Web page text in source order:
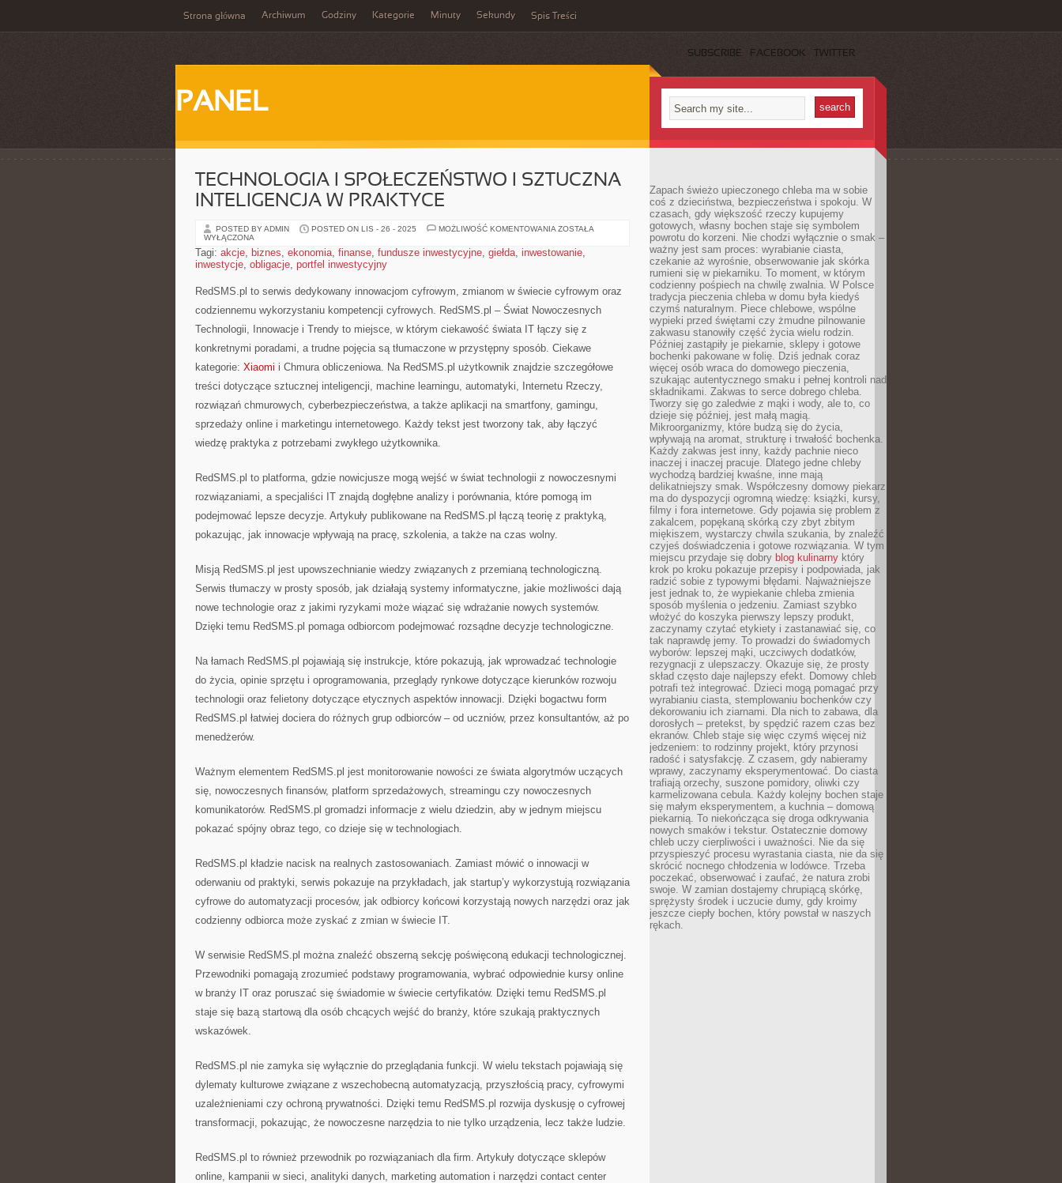
Strona główna Archiwum Godziny Kategorie Minuty Sekundy Spis Treści
SUBSCRIBE FACEBOOK TWITTER
PANEL
TECHNOLOGIA I SPOŁECZEŃSTWO I SZTUCZNA
INTELIGENCJA W PRAKTYCE
POSTED BY ADMIN POSTED ON LIS - 26 - 2025 MOŻLIWOŚĆ KOMENTOWANIA TECHNOLOGIA
I
PRAKTYCE
ZOSTAŁA
WYŁĄCZONA
Tagi: akcje, biznes, ekonomia, finanse, fundusze inwestycyjne, giełda, inwestowanie,
inwestycje, obligacje, portfel inwestycyjny
RedSMS.pl to serwis dedykowany innowacjom cyfrowym, zmianom w świecie cyfrowym oraz
codziennemu wykorzystaniu kompetencji cyfrowych. RedSMS.pl – Świat Nowoczesnych
Technologii, Innowacje i Trendy to miejsce, w którym ciekawość świata IT łączy się z
konkretnymi poradami, a trudne pojęcia są tłumaczone w przystępny sposób. Ciekawe
kategorie: Xiaomi i Chmura obliczeniowa. Na RedSMS.pl użytkownik znajdzie szczegółowe
treści dotyczące sztucznej inteligencji, machine learningu, automatyki, Internetu Rzeczy,
rozwiązań chmurowych, cyberbezpieczeństwa, a także aplikacji na smartfony, gamingu,
sprzedaży online i marketingu internetowego. Każdy tekst jest tworzony tak, aby łączyć
wiedzę praktyka z potrzebami zwykłego użytkownika.
RedSMS.pl to platforma, gdzie nowicjusze mogą wejść w świat technologii z nowoczesnymi
rozwiązaniami, a specjaliści IT znajdą dogłębne analizy i porównania, które pomogą im
podejmować lepsze decyzje. Artykuły publikowane na RedSMS.pl łączą teorię z praktyką,
pokazując, jak innowacje wpływają na pracę, szkolenia, a także na czas wolny.
Misją RedSMS.pl jest upowszechnianie wiedzy związanych z przemianą technologiczną.
Serwis tłumaczy w prosty sposób, jak działają systemy informatyczne, jakie możliwości dają
nowe technologie oraz z jakimi ryzykami może wiązać się wdrażanie nowych systemów.
Dzięki temu RedSMS.pl pomaga odbiorcom podejmować rozsądne decyzje technologiczne.
Na łamach RedSMS.pl pojawiają się instrukcje, które pokazują, jak wprowadzać technologie
do życia, opinie sprzętu i oprogramowania, przeglądy rynkowe dotyczące kierunków rozwoju
technologii oraz felietony dotyczące etycznych aspektów innowacji. Dzięki bogactwu form
RedSMS.pl łatwiej dociera do różnych grup odbiorców – od uczniów, przez konsultantów, aż po
menedżerów.
Ważnym elementem RedSMS.pl jest monitorowanie nowości ze świata algorytmów uczących
się, nowoczesnych finansów, platform sprzedażowych, streamingu czy nowoczesnych
komunikatorów. RedSMS.pl gromadzi informacje z wielu dziedzin, aby w jednym miejscu
pokazać spójny obraz tego, co dzieje się w technologiach.
RedSMS.pl kładzie nacisk na realnych zastosowaniach. Zamiast mówić o innowacji w
oderwaniu od praktyki, serwis pokazuje na przykładach, jak startup’y wykorzystują rozwiązania
cyfrowe do automatyzacji procesów, jak odbiorcy końcowi korzystają nowych narzędzi oraz jak
codzienny odbiorca może zyskać z zmian w świecie IT.
W serwisie RedSMS.pl można znaleźć obszerną sekcję poświęconą edukacji technologicznej.
Przewodniki pomagają zrozumieć podstawy programowania, wybrać odpowiednie kursy online
w branży IT oraz poruszać się świadomie w świecie certyfikatów. Dzięki temu RedSMS.pl
staje się bazą startową dla osób chcących wejść do branży, które szukają praktycznych
wskazówek.
RedSMS.pl nie zamyka się wyłącznie do przeglądania funkcji. W wielu tekstach pojawiają się
dylematy kulturowe związane z wszechobecną automatyzacją, przyszłością pracy, cyfrowymi
uzależnieniami czy ochroną prywatności. Dzięki temu RedSMS.pl rozwija dyskusję o cyfrowej
transformacji, pokazując, że nowoczesne narzędzia to nie tylko urządzenia, lecz także ludzie.
RedSMS.pl to również przewodnik po rozwiązaniach dla firm. Artykuły dotyczące sklepów
online, kampanii w sieci, analityki danych, marketing automation i narzędzi contact center
Zapach świeżo upieczonego chleba ma w sobie
coś z dzieciństwa, bezpieczeństwa i spokoju. W
czasach, gdy większość rzeczy kupujemy
gotowych, własny bochen staje się symbolem
powrotu do korzeni. Nie chodzi wyłącznie o smak –
ważny jest sam proces: wyrabianie ciasta,
czekanie aż wyrośnie, obserwowanie jak skórka
rumieni się w piekarniku. To moment, w którym
codzienny pośpiech na chwilę zwalnia. W Polsce
tradycja pieczenia chleba w domu była kiedyś
czymś naturalnym. Piece chlebowe, wspólne
wypieki przed świętami czy żmudne pilnowanie
zakwasu stanowiły część życia wielu rodzin.
Później zastąpiły je piekarnie, sklepy i gotowe
bochenki pakowane w folię. Dziś jednak coraz
więcej osób wraca do domowego pieczenia,
szukając autentycznego smaku i pełnej kontroli nad
składnikami. Zakwas to serce dobrego chleba.
Tworzy się go zaledwie z mąki i wody, ale to, co
dzieje się później, jest małą magią.
Mikroorganizmy, które budzą się do życia,
wpływają na aromat, strukturę i trwałość bochenka.
Każdy zakwas jest inny, każdy pachnie nieco
inaczej i inaczej pracuje. Dlatego jedne chleby
wychodzą bardziej kwaśne, inne mają
delikatniejszy smak. Współczesny domowy piekarz
ma do dyspozycji ogromną wiedzę: książki, kursy,
filmy i fora internetowe. Gdy pojawia się problem z
zakalcem, popękaną skórką czy zbyt zbitym
miękiszem, wystarczy chwila szukania, by znaleźć
czyjeś doświadczenia i gotowe rozwiązania. W tym
miejscu przydaje się dobry blog kulinarny który
krok po kroku pokazuje przepisy i podpowiada, jak
radzić sobie z typowymi błędami. Najważniejsze
jest jednak to, że wypiekanie chleba zmienia
sposób myślenia o jedzeniu. Zamiast szybko
włożyć do koszyka pierwszy lepszy produkt,
zaczynamy czytać etykiety i zastanawiać się, co
tak naprawdę jemy. To prowadzi do świadomych
wyborów: lepszej mąki, uczciwych dodatków,
rezygnacji z ulepszaczy. Okazuje się, że prosty
skład często daje najlepszy efekt. Domowy chleb
potrafi też integrować. Dzieci mogą pomagać przy
wyrabianiu ciasta, stemplowaniu bochenków czy
dekorowaniu ich ziarnami. Dla nich to zabawa, dla
dorosłych – pretekst, by spędzić razem czas bez
ekranów. Chleb staje się więc czymś więcej niż
jedzeniem: to rodzinny projekt, który przynosi
radość i satysfakcję. Z czasem, gdy nabieramy
wprawy, zaczynamy eksperymentować. Do ciasta
trafiają orzechy, suszone pomidory, oliwki czy
karmelizowana cebula. Każdy kolejny bochen staje
się małym eksperymentem, a kuchnia – domową
piekarnią. To niekończąca się droga odkrywania
nowych smaków i tekstur. Ostatecznie domowy
chleb uczy cierpliwości i uważności. Nie da się
przyspieszyć procesu wyrastania ciasta, nie da się
skrócić nocnego chłodzenia w lodówce. Trzeba
poczekać, obserwować i zaufać, że natura zrobi
swoje. W zamian dostajemy chrupiącą skórkę,
sprężysty środek i uczucie dumy, gdy kroimy
jeszcze ciepły bochen, który powstał w naszych
rękach.